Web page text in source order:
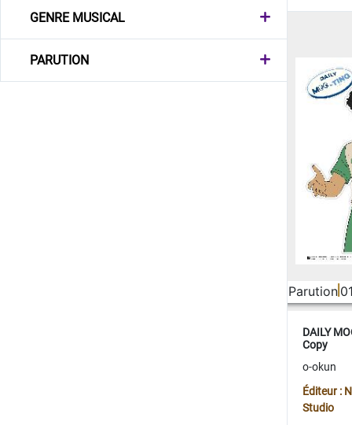
GENRE MUSICAL
PARUTION
Parution
DAILY
Copy
o-okun
Éditeur :
Studio